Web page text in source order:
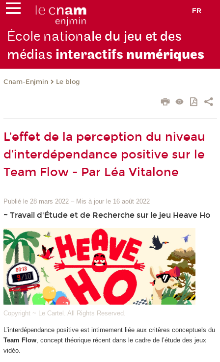
FR
École nationale du jeu et des
médias interactifs numériques
Cnam-Enjmin Le blog
L’effet de la perception du niveau
d’interdépendance positive sur le
Team Flow - Par Léa Vitalone
Publié le 28 mars 2022 – Mis à jour le 16 août 2022
~ Travail d'Étude et de Recherche sur le jeu Heave Ho
Copyright ~ Le Cartel. All Rights Reserved.
L’interdépendance positive est intimement liée aux critères conceptuels du
Team Flow, concept théorique récent dans le cadre de l’étude des jeux
vidéo.